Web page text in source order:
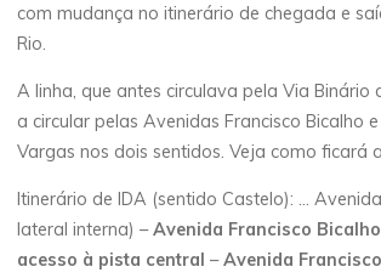
com mudança no itinerário de chegada e
Rio.
A linha, que antes circulava pela Via Binário
a circular pelas Avenidas Francisco Bicalho
Vargas nos dois sentidos. Veja como ficará
Itinerário de IDA (sentido Castelo): …
lateral interna) –Avenida Francisco
acesso à pista central–Avenida